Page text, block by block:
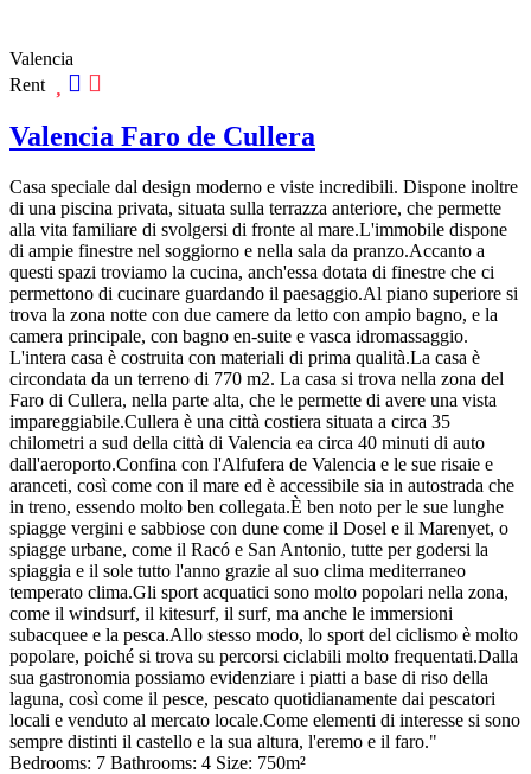
Valencia
Rent
Valencia Faro de Cullera
Casa speciale dal design moderno e viste incredibili. Dispone inoltre
di una piscina privata, situata sulla terrazza anteriore, che permette
alla vita familiare di svolgersi di fronte al mare.L'immobile dispone
di ampie finestre nel soggiorno e nella sala da pranzo.Accanto a
questi spazi troviamo la cucina, anch'essa dotata di finestre che ci
permettono di cucinare guardando il paesaggio.Al piano superiore si
trova la zona notte con due camere da letto con ampio bagno, e la
camera principale, con bagno en-suite e vasca idromassaggio.
L'intera casa è costruita con materiali di prima qualità.La casa è
circondata da un terreno di 770 m2. La casa si trova nella zona del
Faro di Cullera, nella parte alta, che le permette di avere una vista
impareggiabile.Cullera è una città costiera situata a circa 35
chilometri a sud della città di Valencia ea circa 40 minuti di auto
dall'aeroporto.Confina con l'Alfufera de Valencia e le sue risaie e
aranceti, così come con il mare ed è accessibile sia in autostrada che
in treno, essendo molto ben collegata.È ben noto per le sue lunghe
spiagge vergini e sabbiose con dune come il Dosel e il Marenyet, o
spiagge urbane, come il Racó e San Antonio, tutte per godersi la
spiaggia e il sole tutto l'anno grazie al suo clima mediterraneo
temperato clima.Gli sport acquatici sono molto popolari nella zona,
come il windsurf, il kitesurf, il surf, ma anche le immersioni
subacquee e la pesca.Allo stesso modo, lo sport del ciclismo è molto
popolare, poiché si trova su percorsi ciclabili molto frequentati.Dalla
sua gastronomia possiamo evidenziare i piatti a base di riso della
laguna, così come il pesce, pescato quotidianamente dai pescatori
locali e venduto al mercato locale.Come elementi di interesse si sono
sempre distinti il castello e la sua altura, l'eremo e il faro."
Bedrooms: 7 Bathrooms: 4 Size: 750m²